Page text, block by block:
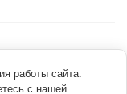
работы сайта.
с нашей